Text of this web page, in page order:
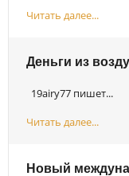
Читать далее...
Деньги из
19airy77 пишет...
Читать далее...
Новый